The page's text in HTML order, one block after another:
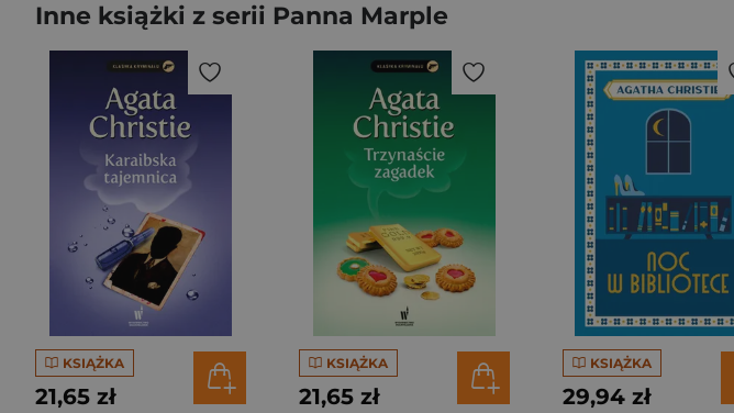
Inne książki z serii Panna Marple
KSIĄŻKA
21,65 zł
KSIĄŻKA
21,65 zł
KSIĄŻKA
29,94 zł